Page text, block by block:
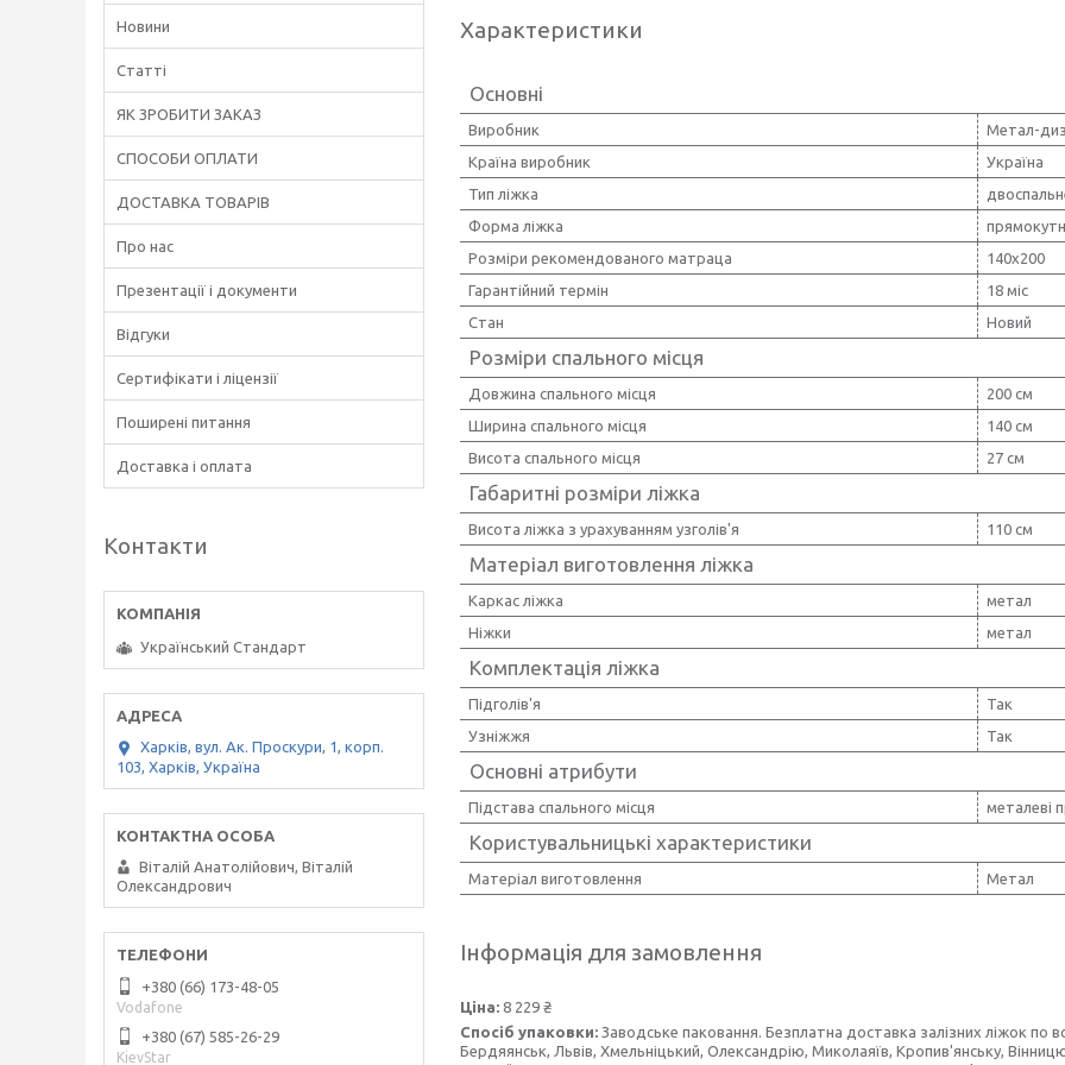
Характеристики
Основні
Виробник
Метал-
Країна виробник
Україна
Тип ліжка
Форма ліжка
Розміри рекомендованого матраца
140х200
Гарантійний термін
18 міс
Стан
Новий
Розміри спального місця
Довжина спального місця
200 см
Ширина спального місця
140 см
Висота спального місця
27 см
Габаритні розміри ліжка
Висота ліжка з урахуванням узголів'я 110 см
Матеріал виготовлення ліжка
Каркас ліжка
метал
Ніжки
метал
Комплектація ліжка
Підголів'я
Так
Узніжжя
Так
Основні атрибути
Підстава спального місця металеві
Користувальницькі характеристики
Матеріал виготовлення Метал
Інформація для замовлення
Ціна: 8 229 ₴
Спосіб упаковки: Заводське паковання. Безплатна доставка залізних ліжок по
Бердяянськ, Львів, Хмельніцький, Олександрію, Миколаяїв, Кропив'янську,
Новини
Статті
ЯК ЗРОБИТИ ЗАКАЗ
СПОСОБИ ОПЛАТИ
ДОСТАВКА ТОВАРІВ
Про нас
Презентації і документи
Відгуки
Сертифікати і ліцензії
Поширені питання
Доставка і оплата
Контакти
Український Стандарт
Харків, вул. Ак. Проскури, 1, корп.
103, Харків, Україна
Віталій Анатолійович, Віталій
Олександрович
+380 (66) 173-48-05
Vodafone
+380 (67) 585-26-29
KievStar